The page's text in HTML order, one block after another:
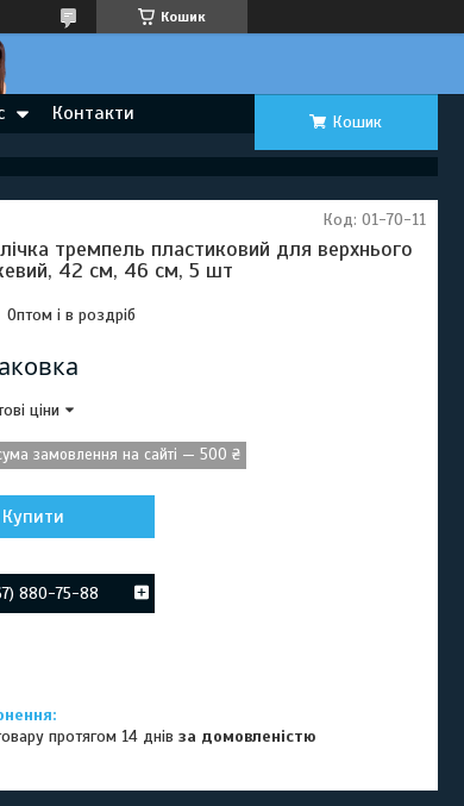
Кошик
Контакти Кошик
тремпель пластиковий для верхнього
42 см, 46 см, 5 шт
Оптом і в роздріб
Код: 01-70-11
ціни
замовлення на сайті — 500 ₴
Купити
880-75-88
протягом 14 днівза домовленістю